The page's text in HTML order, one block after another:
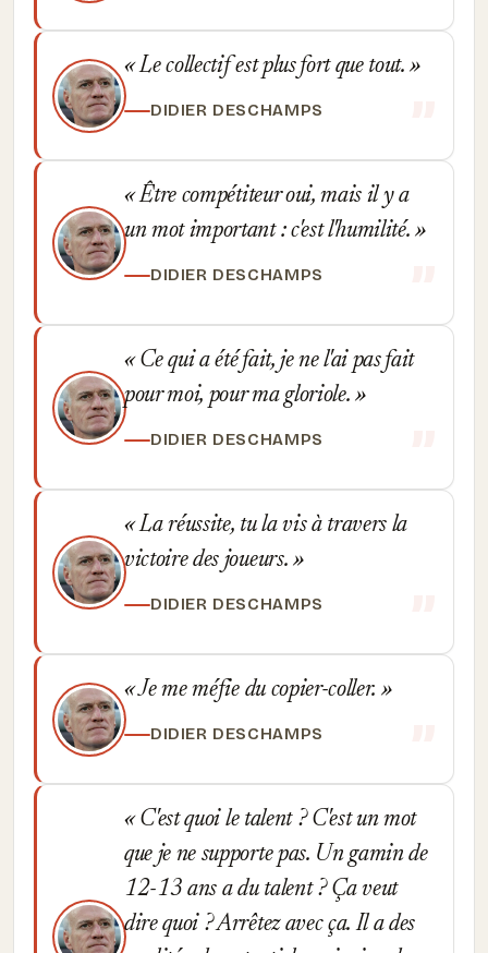
Le collectif est plus fort que tout.
DIDIER DESCHAMPS
Être compétiteur oui, mais il y a
un mot important : c'est l'humilité.
DIDIER DESCHAMPS
Ce qui a été fait, je ne l'ai pas fait
pour moi, pour ma gloriole.
DIDIER DESCHAMPS
La réussite, tu la vis à travers la
victoire des joueurs.
DIDIER DESCHAMPS
Je me méfie du copier-coller.
DIDIER DESCHAMPS
C'est quoi le talent ? C'est un mot
que je ne supporte pas. Un gamin de
12-13 ans a du talent ? Ça veut
dire quoi ? Arrêtez avec ça. Il a des